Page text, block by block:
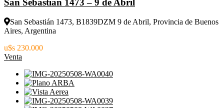
San Sebastian 1473 – 9 de Abril
San Sebastián 1473, B1839DZM 9 de Abril, Provincia de Buenos
Aires, Argentina
u$s 230.000
Venta